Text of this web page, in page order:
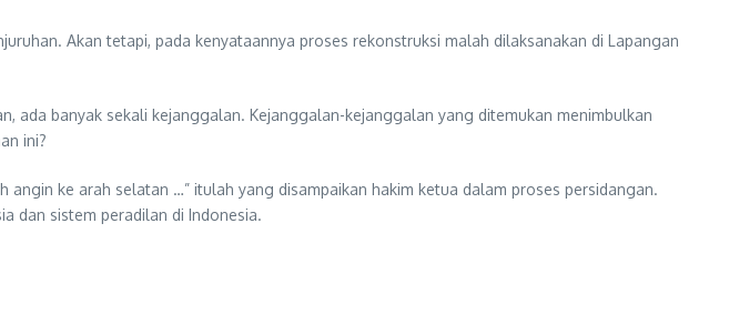
Akan tetapi, pada kenyataannya proses rekonstruksi malah dilaksanakan di Lapangan
ada banyak sekali kejanggalan. Kejanggalan-kejanggalan yang ditemukan menimbulkan
ini?
ke arah selatan …” itulah yang disampaikan hakim ketua dalam proses persidangan.
dan sistem peradilan di Indonesia.